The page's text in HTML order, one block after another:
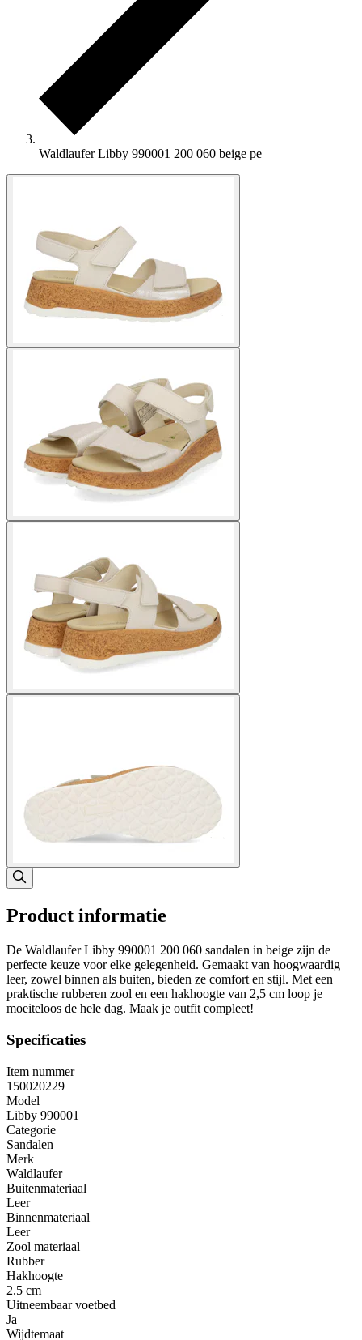
Waldlaufer Libby 990001 200 060 beige pe
Product informatie
De Waldlaufer Libby 990001 200 060 sandalen in beige zijn de
perfecte keuze voor elke gelegenheid. Gemaakt van hoogwaardig
leer, zowel binnen als buiten, bieden ze comfort en stijl. Met een
praktische rubberen zool en een hakhoogte van 2,5 cm loop je
moeiteloos de hele dag. Maak je outfit compleet!
Specificaties
Item nummer
150020229
Model
Libby 990001
Categorie
Sandalen
Merk
Waldlaufer
Buitenmateriaal
Leer
Binnenmateriaal
Leer
Zool materiaal
Rubber
Hakhoogte
2.5 cm
Uitneembaar voetbed
Ja
Wijdtemaat